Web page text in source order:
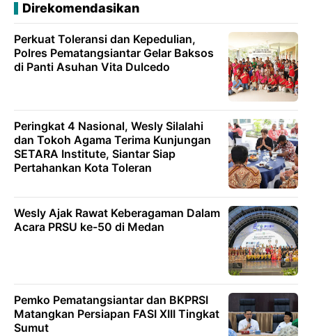
Direkomendasikan
Perkuat Toleransi dan Kepedulian,
Polres Pematangsiantar Gelar Baksos
di Panti Asuhan Vita Dulcedo
Peringkat 4 Nasional, Wesly Silalahi
dan Tokoh Agama Terima Kunjungan
SETARA Institute, Siantar Siap
Pertahankan Kota Toleran
Wesly Ajak Rawat Keberagaman Dalam
Acara PRSU ke-50 di Medan
Pemko Pematangsiantar dan BKPRSI
Matangkan Persiapan FASI XIII Tingkat
Sumut